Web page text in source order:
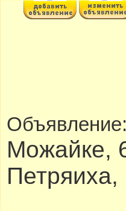
Можайке,
Петряиха,